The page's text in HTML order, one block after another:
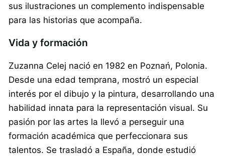
sus ilustraciones un complemento indispensable
para las historias que acompaña.
Vida y formación
Zuzanna Celej nació en 1982 en Poznań, Polonia.
Desde una edad temprana, mostró un especial
interés por el dibujo y la pintura, desarrollando una
habilidad innata para la representación visual. Su
pasión por las artes la llevó a perseguir una
formación académica que perfeccionara sus
talentos. Se trasladó a España, donde estudió